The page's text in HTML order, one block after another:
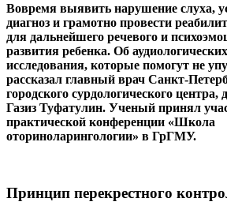
Вовремя выявить нарушение слуха,
диагноз и грамотно провести
для дальнейшего речевого и
развития ребенка. Об
исследования, которые помогут не
рассказал главный врач Санкт-
городского сурдологического центра,
Газиз Туфатулин. Ученый принял
практической конференции «Школа
оториноларингологии» в ГрГМУ.
Принцип перекрестного